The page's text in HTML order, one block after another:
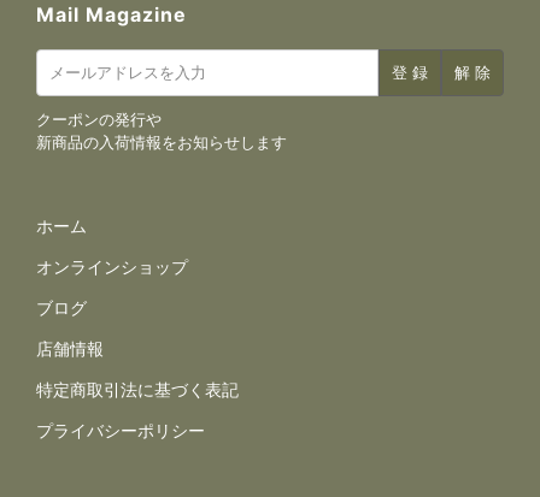
Mail Magazine
クーポンの発行や
新商品の入荷情報をお知らせします
サイトナビゲーション
ホーム
オンラインショップ
ブログ
店舗情報
規約とポリシー
特定商取引法に基づく表記
プライバシーポリシー